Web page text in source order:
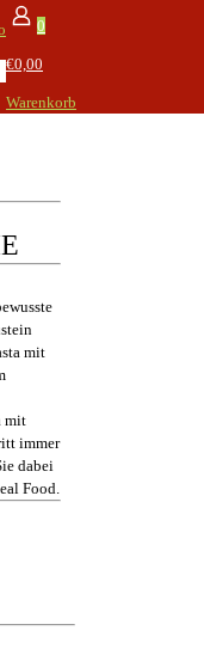
0
€0,00
Warenkorb
mit
mit
immer
dabei
Food.